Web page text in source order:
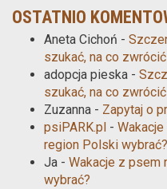
OSTATNIO
Aneta Cichoń -
szukać, na co
adopcja pieska -
szukać, na co
Zuzanna - Zapytaj o
psiPARK.pl -
region Polski wybrać?
Ja - Wakacje z psem
wybrać?